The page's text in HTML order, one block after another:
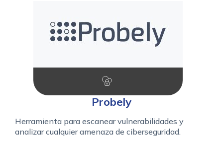
Probely
Herramienta para escanear vulnerabilidades y
analizar cualquier amenaza de ciberseguridad.